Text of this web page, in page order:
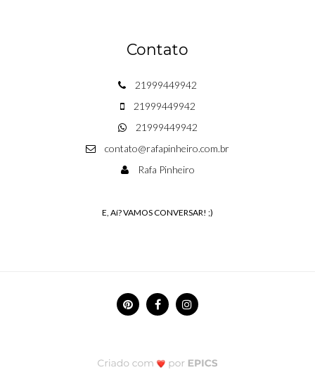
Contato
21999449942
21999449942
21999449942
contato@rafapinheiro.com.br
Rafa Pinheiro
E, Aí? VAMOS CONVERSAR! ;)